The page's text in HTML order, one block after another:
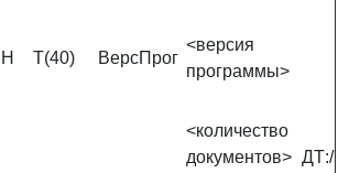
Н Т(40) ВерсПрог
<версия
программы>
<количество
документов> ДТ:/